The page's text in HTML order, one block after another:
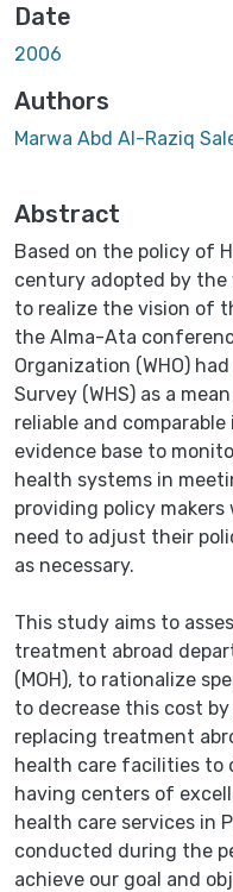
Date
2006
Authors
Marwa Abd Al-Raziq
Abstract
Based on the policy of
century adopted by the
to realize the vision of
the Alma-Ata
Organization (WHO)
Survey (WHS) as a
reliable and
evidence base to
health systems in
providing policy
need to adjust their
as necessary.
This study aims to
treatment abroad
(MOH), to rationalize
to decrease this cost
replacing treatment
health care facilities to
having centers of
health care services in
conducted during the
achieve our goal and